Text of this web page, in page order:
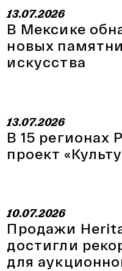
13.07.2026
В Мексике
новых
искусства
13.07.2026
В 15 регионах
проект
10.07.2026
Продажи
достигли
для